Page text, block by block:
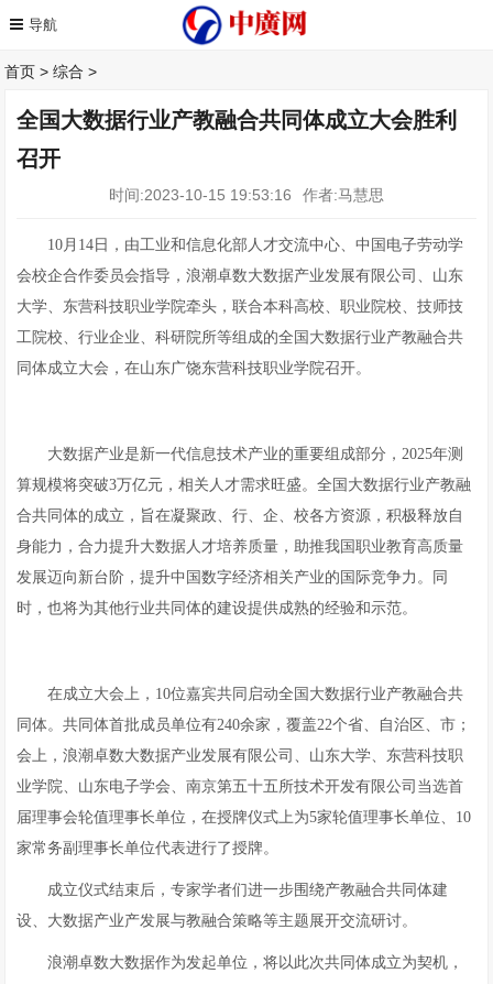
首页 >综合 >
全国大数据行业产教融合共同体成立大会胜利
召开
时间:2023-10-15 19:53:16 作者:马慧思
10月14日，由工业和信息化部人才交流中心、中国电子劳动学
会校企合作委员会指导，浪潮卓数大数据产业发展有限公司、山东
大学、东营科技职业学院牵头，联合本科高校、职业院校、技师技
工院校、行业企业、科研院所等组成的全国大数据行业产教融合共
同体成立大会，在山东广饶东营科技职业学院召开。
大数据产业是新一代信息技术产业的重要组成部分，2025年测
算规模将突破3万亿元，相关人才需求旺盛。全国大数据行业产教融
合共同体的成立，旨在凝聚政、行、企、校各方资源，积极释放自
身能力，合力提升大数据人才培养质量，助推我国职业教育高质量
发展迈向新台阶，提升中国数字经济相关产业的国际竞争力。同
时，也将为其他行业共同体的建设提供成熟的经验和示范。
在成立大会上，10位嘉宾共同启动全国大数据行业产教融合共
同体。共同体首批成员单位有240余家，覆盖22个省、自治区、市；
会上，浪潮卓数大数据产业发展有限公司、山东大学、东营科技职
业学院、山东电子学会、南京第五十五所技术开发有限公司当选首
届理事会轮值理事长单位，在授牌仪式上为5家轮值理事长单位、10
家常务副理事长单位代表进行了授牌。
成立仪式结束后，专家学者们进一步围绕产教融合共同体建
设、大数据产业产发展与教融合策略等主题展开交流研讨。
浪潮卓数大数据作为发起单位，将以此次共同体成立为契机，